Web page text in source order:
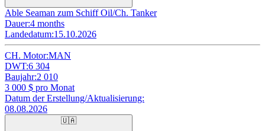
Able Seaman zum Schiff Oil/Ch. Tanker
Dauer:4 months
Landedatum:15.10.2026
CH. Motor:MAN
DWT:6 304
Baujahr:2 010
3 000 $ pro Monat
Datum der Erstellung/Aktualisierung:
08.08.2026
🇺🇦